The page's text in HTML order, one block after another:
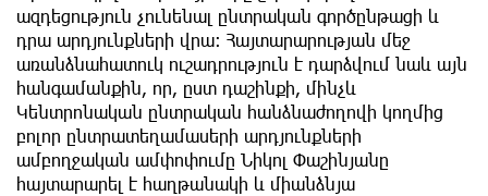
ազդեցություն չունենալ ընտրական գործընթացի և
դրա արդյունքների վրա։ Հայտարարության մեջ
առանձնահատուկ ուշադրություն է դարձվում նաև այն
հանգամանքին, որ, ըստ դաշինքի, մինչև
Կենտրոնական ընտրական հանձնաժողովի կողմից
բոլոր ընտրատեղամասերի արդյունքների
ամբողջական ամփոփումը Նիկոլ Փաշինյանը
հայտարարել է հաղթանակի և միանձնյա